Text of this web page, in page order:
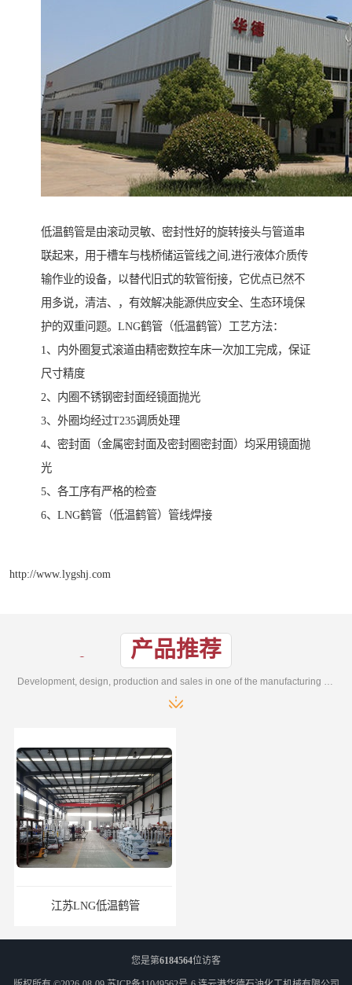
低温鹤管是由滚动灵敏、密封性好的旋转接头与管道串
联起来，用于槽车与栈桥储运管线之间,进行液体介质传
输作业的设备，以替代旧式的软管衔接，它优点已然不
用多说，清洁、，有效解决能源供应安全、生态环境保
护的双重问题。LNG鹤管（低温鹤管）工艺方法：
1、内外圈复式滚道由精密数控车床一次加工完成，保证
尺寸精度
2、内圈不锈钢密封面经镜面抛光
3、外圈均经过T235调质处理
4、密封面（金属密封面及密封圈密封面）均采用镜面抛
光
5、各工序有严格的检查
6、LNG鹤管（低温鹤管）管线焊接
http://www.lygshj.com
产品推荐
江苏LNG低温鹤管
您是第6184564位访客